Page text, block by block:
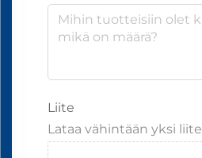
Liite
Lataa vähintään yksi liite